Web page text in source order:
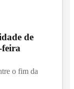
de
feira
o fim da